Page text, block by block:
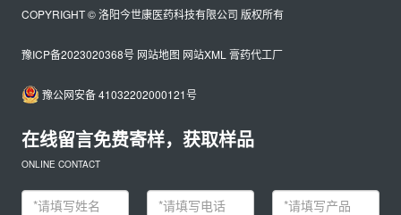
COPYRIGHT © 洛阳今世康医药科技有限公司 版权所有
豫ICP备2023020368号 网站地图 网站XML 膏药代工厂
豫公网安备 41032202000121号
在线留言免费寄样，获取样品
ONLINE CONTACT